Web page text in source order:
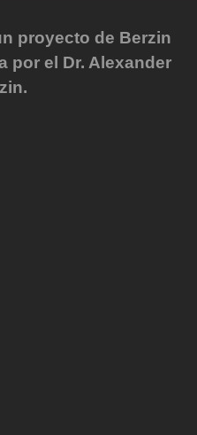
proyecto de Berzin
por el Dr. Alexander